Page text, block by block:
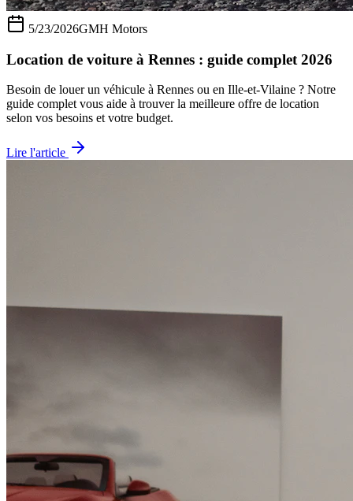
5/23/2026GMH Motors
Location de voiture à Rennes : guide complet 2026
Besoin de louer un véhicule à Rennes ou en Ille-et-Vilaine ? Notre
guide complet vous aide à trouver la meilleure offre de location
selon vos besoins et votre budget.
Lire l'article